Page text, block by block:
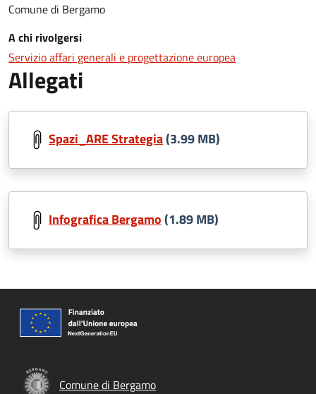
Comune di Bergamo
A chi rivolgersi
Servizio affari generali e progettazione europea
Allegati
Spazi_ARE Strategia(3.99 MB)
Infografica Bergamo(1.89 MB)
Comune di Bergamo